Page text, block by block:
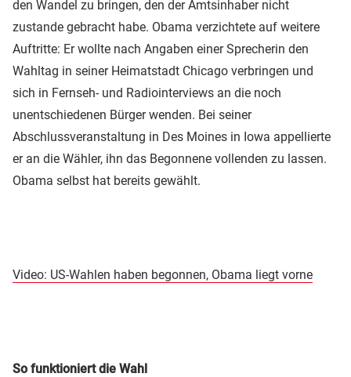
den Wandel zu bringen, den der Amtsinhaber nicht
zustande gebracht habe. Obama verzichtete auf weitere
Auftritte: Er wollte nach Angaben einer Sprecherin den
Wahltag in seiner Heimatstadt Chicago verbringen und
sich in Fernseh- und Radiointerviews an die noch
unentschiedenen Bürger wenden. Bei seiner
Abschlussveranstaltung in Des Moines in Iowa appellierte
er an die Wähler, ihn das Begonnene vollenden zu lassen.
Obama selbst hat bereits gewählt.
Video: US-Wahlen haben begonnen, Obama liegt vorne
So funktioniert die Wahl